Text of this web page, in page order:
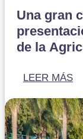
Una gran
de la
LEER MÁS